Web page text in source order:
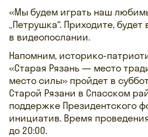
«Мы будем играть наш
„Петрушка“. Приходите,
в видеопослании.
Напомним, историко-
«Старая Рязань — место
место силы» пройдет в
Старой Рязани в Спасском
поддержке Президентского
инициатив. Время
до 20:00.